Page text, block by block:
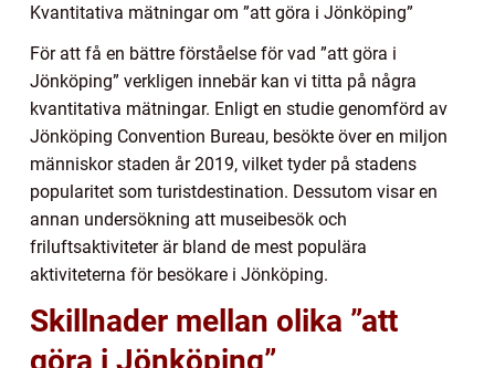
Kvantitativa mätningar om ”att göra i Jönköping”
För att få en bättre förståelse för vad ”att göra i
Jönköping” verkligen innebär kan vi titta på några
kvantitativa mätningar. Enligt en studie genomförd av
Jönköping Convention Bureau, besökte över en miljon
människor staden år 2019, vilket tyder på stadens
popularitet som turistdestination. Dessutom visar en
annan undersökning att museibesök och
friluftsaktiviteter är bland de mest populära
aktiviteterna för besökare i Jönköping.
Skillnader mellan olika ”att
göra i Jönköping”